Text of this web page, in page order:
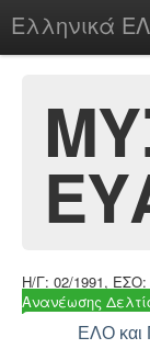
Ελληνικά
chesstu.be @
Login
Η/Γ: 02/1991, ΕΣΟ:
Ανανέωσης
ΕΛΟ